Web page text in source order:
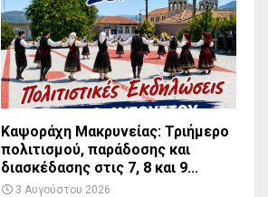
Καψοράχη Μακρυνείας: Τριήμερο
πολιτισμού, παράδοσης και
διασκέδασης στις 7, 8 και 9...
3 Αυγούστου 2026